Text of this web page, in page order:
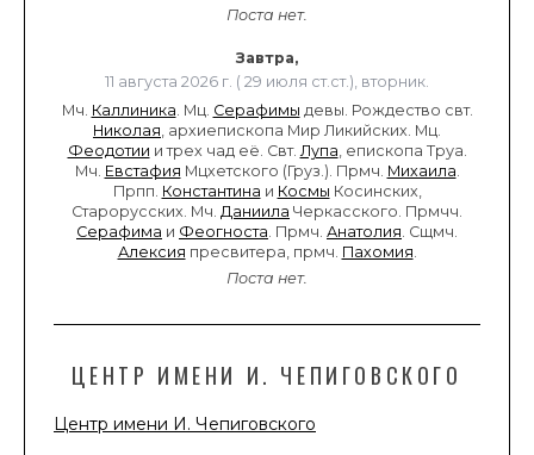
Поста нет.
Завтра,
11 августа 2026 г. ( 29 июля ст.ст.), вторник.
Мч. Каллиника. Мц. Серафимы девы. Рождество свт.
Николая, архиепископа Мир Ликийских. Мц.
Феодотии и трех чад её. Свт. Лупа, епископа Труа.
Мч. Евстафия Мцхетского (Груз.). Прмч. Михаила.
Прпп. Константина и Космы Косинских,
Старорусских. Мч. Даниила Черкасского. Прмчч.
Серафима и Феогноста. Прмч. Анатолия. Сщмч.
Алексия пресвитера, прмч. Пахомия.
Поста нет.
ЦЕНТР ИМЕНИ И. ЧЕПИГОВСКОГО
Центр имени И. Чепиговского